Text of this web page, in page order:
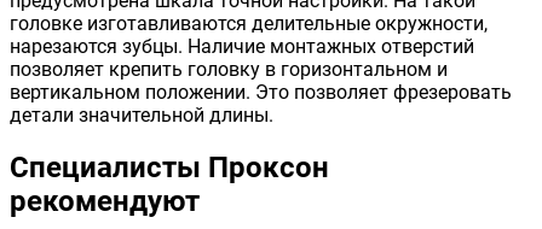
головке изготавливаются делительные окружности,
нарезаются зубцы. Наличие монтажных отверстий
позволяет крепить головку в горизонтальном и
вертикальном положении. Это позволяет фрезеровать
детали значительной длины.
Специалисты Проксон
рекомендуют